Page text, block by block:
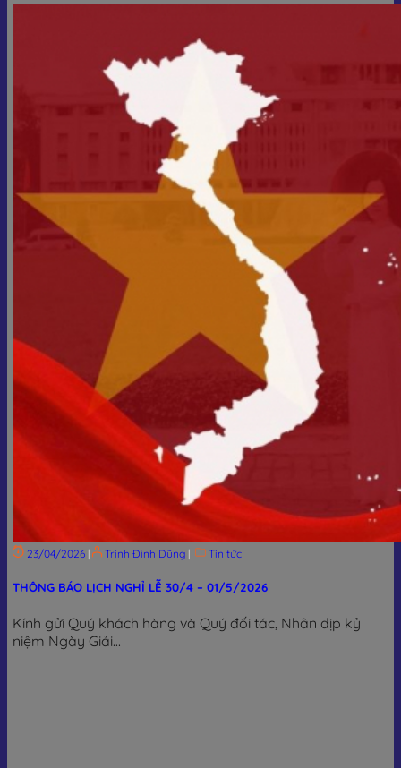
23/04/2026 | Trịnh Đình Dũng | Tin tức
THÔNG BÁO LỊCH NGHỈ LỄ 30/4 – 01/5/2026
Kính gửi Quý khách hàng và Quý đối tác, Nhân dịp kỷ
niệm Ngày Giải...